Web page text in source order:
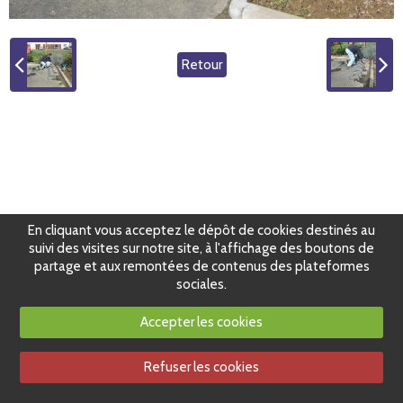
Retour
En cliquant vous acceptez le dépôt de cookies destinés au
suivi des visites sur notre site, à l'affichage des boutons de
partage et aux remontées de contenus des plateformes
sociales.
Accepter les cookies
Refuser les cookies